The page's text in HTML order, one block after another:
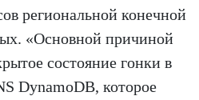
региональной конечной
«Основной причиной
состояние гонки в
DynamoDB, которое